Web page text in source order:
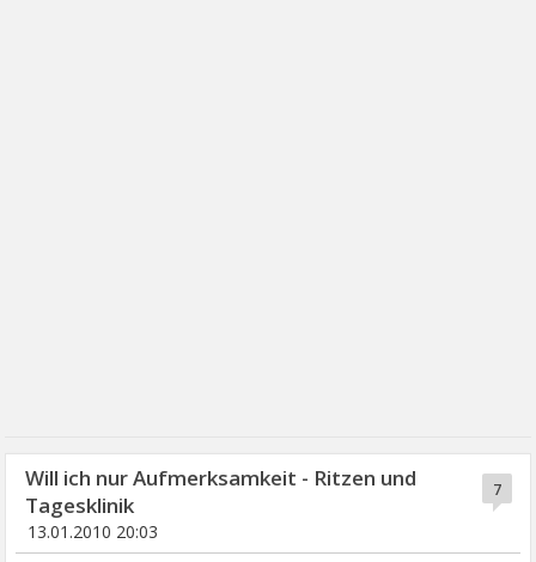
7
Will ich nur Aufmerksamkeit - Ritzen und
Tagesklinik
13.01.2010 20:03